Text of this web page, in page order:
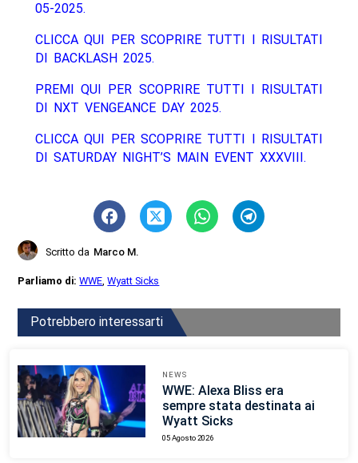
05-2025.
CLICCA QUI PER SCOPRIRE TUTTI I RISULTATI
DI BACKLASH 2025.
PREMI QUI PER SCOPRIRE TUTTI I RISULTATI
DI NXT VENGEANCE DAY 2025.
CLICCA QUI PER SCOPRIRE TUTTI I RISULTATI
DI SATURDAY NIGHT’S MAIN EVENT XXXVIII.
Scritto da Marco M.
Parliamo di:WWE,Wyatt Sicks
Potrebbero interessarti
NEWS
WWE: Alexa Bliss era
sempre stata destinata ai
Wyatt Sicks
05 Agosto 2026